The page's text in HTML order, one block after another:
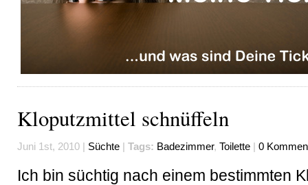
Kloputzmittel schnüffeln
Juni 1st, 2010 | Süchte | Tags: Badezimmer, Toilette | 0
Ich bin süchtig nach einem bestimmten